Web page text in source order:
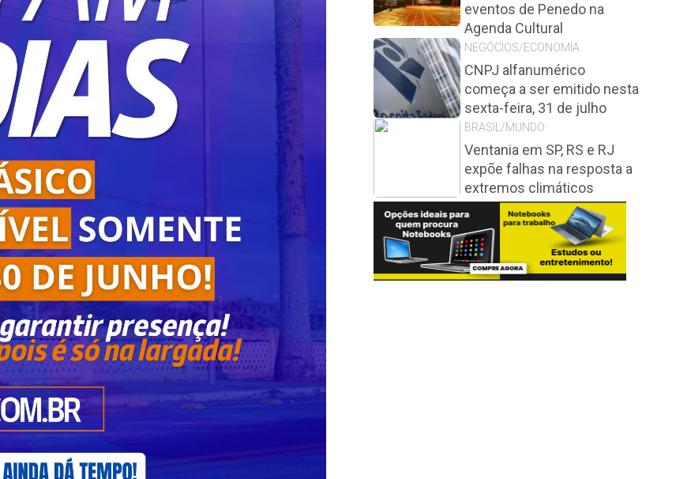
eventos de Penedo na
Agenda Cultural
NEGÓCIOS/ECONOMIA
CNPJ alfanumérico
começa a ser emitido nesta
sexta-feira, 31 de julho
BRASIL/MUNDO
Ventania em SP, RS e RJ
expõe falhas na resposta a
extremos climáticos